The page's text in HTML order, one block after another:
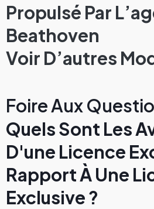
Propulsé Par
Beathoven
Voir D’autres
Foire Aux
Quels Sont Les
D'une Licence
Rapport À Une
Exclusive ?